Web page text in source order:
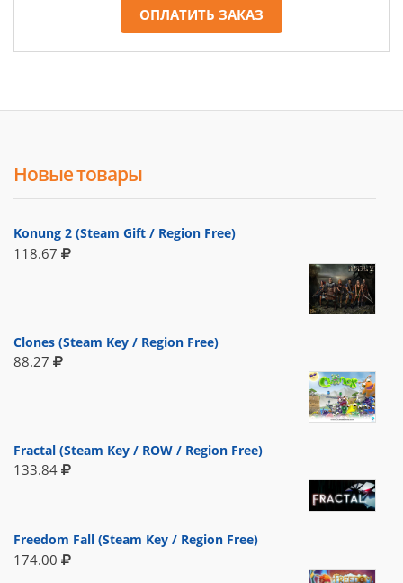
ОПЛАТИТЬ ЗАКАЗ
Новые товары
Konung 2 (Steam Gift / Region Free)
118.67
Clones (Steam Key / Region Free)
88.27
Fractal (Steam Key / ROW / Region Free)
133.84
Freedom Fall (Steam Key / Region Free)
174.00